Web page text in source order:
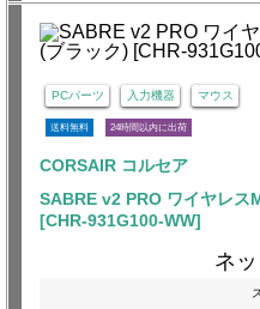
PCパーツ 入力機器 マウス
送料無料 24時間以内に出荷
CORSAIR コルセア
SABRE v2 PRO ワイヤレス
[CHR-931G100-WW]
ネッ